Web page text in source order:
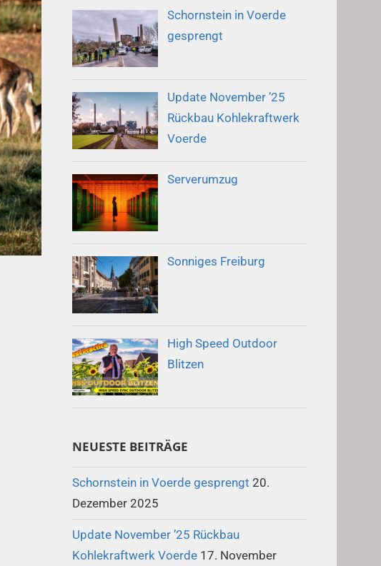
Schornstein in Voerde
gesprengt
Update November ’25
Rückbau Kohlekraftwerk
Voerde
Serverumzug
Sonniges Freiburg
High Speed Outdoor
Blitzen
NEUESTE BEITRÄGE
Schornstein in Voerde gesprengt 20.
Dezember 2025
Update November ’25 Rückbau
Kohlekraftwerk Voerde 17. November